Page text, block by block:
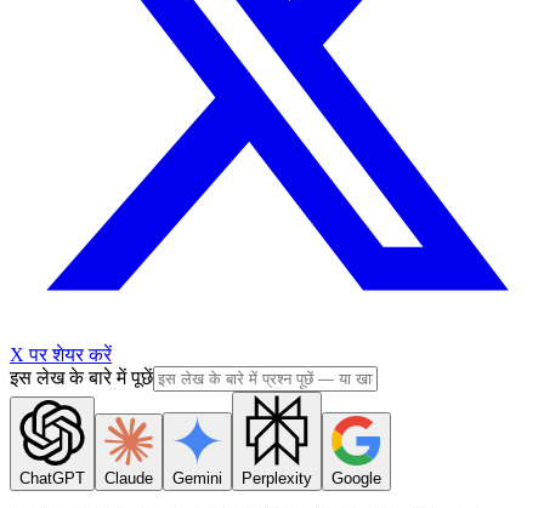
X पर शेयर करें
इस लेख के बारे में पूछें
ChatGPT Claude Gemini Perplexity Google